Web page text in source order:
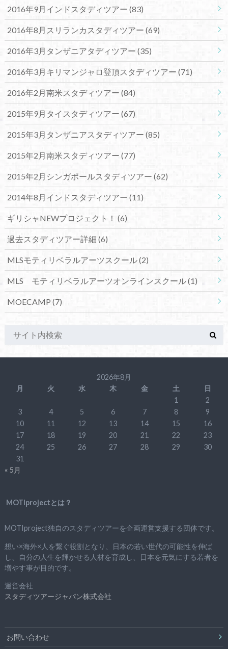
2016年9月インドスタディツアー (83)
2016年8月スリランカスタディツアー (69)
2016年3月タンザニアタディツアー (35)
2016年3月キリマンジャロ登頂スタディツアー (71)
2016年2月南米スタディツアー (84)
2015年9月タイスタディツアー (67)
2015年3月タンザニアスタディツアー (85)
2015年2月南米スタディツアー (77)
2015年2月シンガポールスタディツアー (62)
2014年8月インドスタディツアー (11)
ギリシャNEWプロジェクト！ (6)
過去スタディツアー詳細 (6)
MLSモティリベラルアーツスクール(2)
MLS モティリベラルアーツオンラインスクール(1)
MOECAMP (7)
2026年8月
月
火 水 木 金 土
日
1
2
3
4 5 6 7 8
9
10
11 12 13 14 15
16
17
18 19 20 21 22
23
24
25 26 27 28 29
30
31
« 5月
MOTIprojectとは？
MOTIproject独自のスタディツアーを企画運営支援する団体です。
想い×海外×人を繋ぐ役割となり、日本の若い世代の可能性を伸ば
し、自分の人生を輝かせる人材を育成し、日本を元気にする若者を
増やす事が目的です。
運営会社
スタディツアージャパン株式会社
お問い合わせ